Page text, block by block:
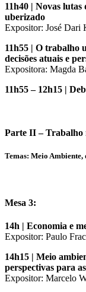
11h40 | Novas
uberizado
Expositor: José Dari
11h55 | O trabalho
decisões atuais e
Expositora: Magda
11h55 – 12h15 |
Parte II – Trabalho
Temas: Meio
Mesa 3:
14h | Economia e
Expositor: Paulo
14h15 | Meio
perspectivas para
Expositor: Marcelo